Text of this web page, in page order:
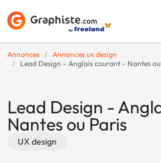
Annonces
Annonces ux design
Lead Design - Anglais courant - Nantes
Lead Design -
Nantes ou Paris
UX design